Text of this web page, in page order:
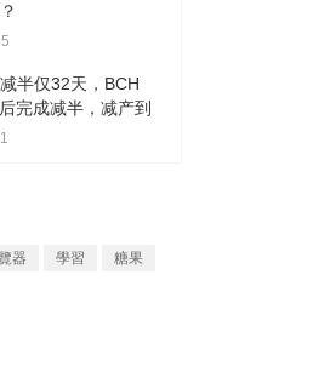
半仅32天，BCH
完成减半，减产到
器 學習 糖果